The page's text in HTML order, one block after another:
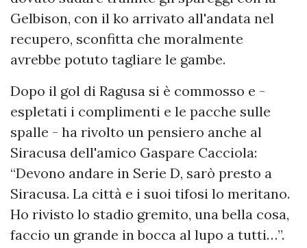
Gelbison, con il ko arrivato all'andata nel
recupero, sconfitta che moralmente
avrebbe potuto tagliare le gambe.
Dopo il gol di Ragusa si è commosso e -
espletati i complimenti e le pacche sulle
spalle - ha rivolto un pensiero anche al
Siracusa dell'amico Gaspare Cacciola:
“Devono andare in Serie D, sarò presto a
Siracusa. La città e i suoi tifosi lo meritano.
Ho rivisto lo stadio gremito, una bella cosa,
faccio un grande in bocca al lupo a tutti…”.